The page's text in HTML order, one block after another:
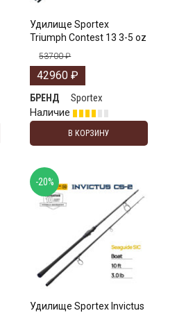
Удилище Sportex
Triumph Contest 13 3-5 oz
53700₽
42960₽
БРЕНД
Sportex
Наличие
В КОРЗИНУ
Удилище Sportex Invictus
-20%